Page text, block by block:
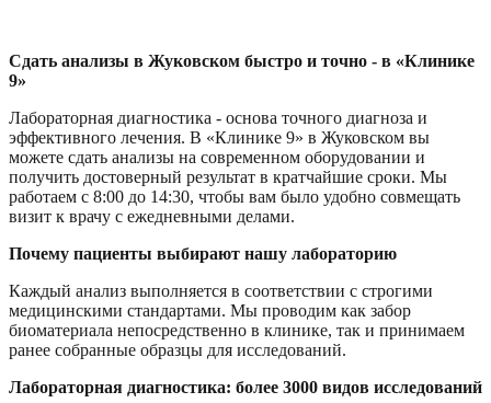
Сдать анализы в Жуковском быстро и точно - в «Клинике
9»
Лабораторная диагностика - основа точного диагноза и
эффективного лечения. В «Клинике 9» в Жуковском вы
можете сдать анализы на современном оборудовании и
получить достоверный результат в кратчайшие сроки. Мы
работаем с 8:00 до 14:30, чтобы вам было удобно совмещать
визит к врачу с ежедневными делами.
Почему пациенты выбирают нашу лабораторию
Каждый анализ выполняется в соответствии с строгими
медицинскими стандартами. Мы проводим как забор
биоматериала непосредственно в клинике, так и принимаем
ранее собранные образцы для исследований.
Лабораторная диагностика: более 3000 видов исследований